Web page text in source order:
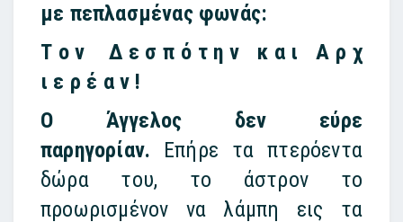
με πεπλασμένας φωνάς:
Τ ο ν Δ ε σ π ό τ η ν κ α ι Α ρ χ
ι ε ρ έ α ν !
Ο Άγγελος δεν εύρε
παρηγορίαν. Επήρε τα πτερόεντα
δώρα του, το άστρον το
προωρισμένον να λάμπη εις τα